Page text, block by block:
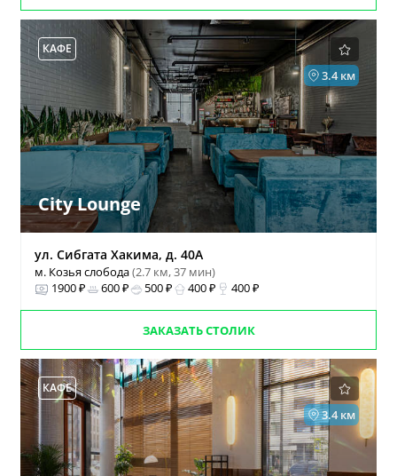
КАФЕ
3.4 км
City Lounge
ул. Сибгата Хакима, д. 40А
м. Козья слобода(2.7 км, 37 мин)
1900 ₽
600 ₽ 500 ₽ 400 ₽ 400 ₽
ЗАКАЗАТЬ СТОЛИК
КАФЕ
3.4 км